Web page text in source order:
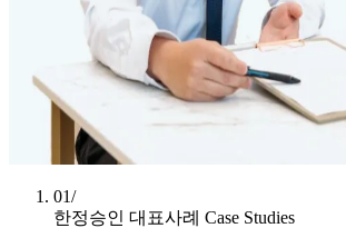
01/
한정승인 대표사례 Case Studies